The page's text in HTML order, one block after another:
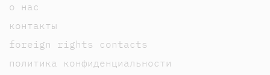
о нас
контакты
foreign rights contacts
политика конфиденциальности